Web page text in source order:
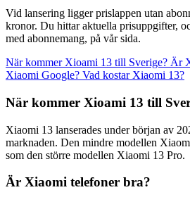
Vid lansering ligger prislappen utan
kronor. Du hittar aktuella prisuppgifter,
med abonnemang, på vår sida.
När kommer Xioami 13 till Sverige? Är
Xiaomi Google? Vad kostar Xiaomi 13?
När kommer Xioami 13 till
Xiaomi 13 lanserades under början av
marknaden. Den mindre modellen
som den större modellen Xiaomi 13 Pro.
Är Xiaomi telefoner bra?